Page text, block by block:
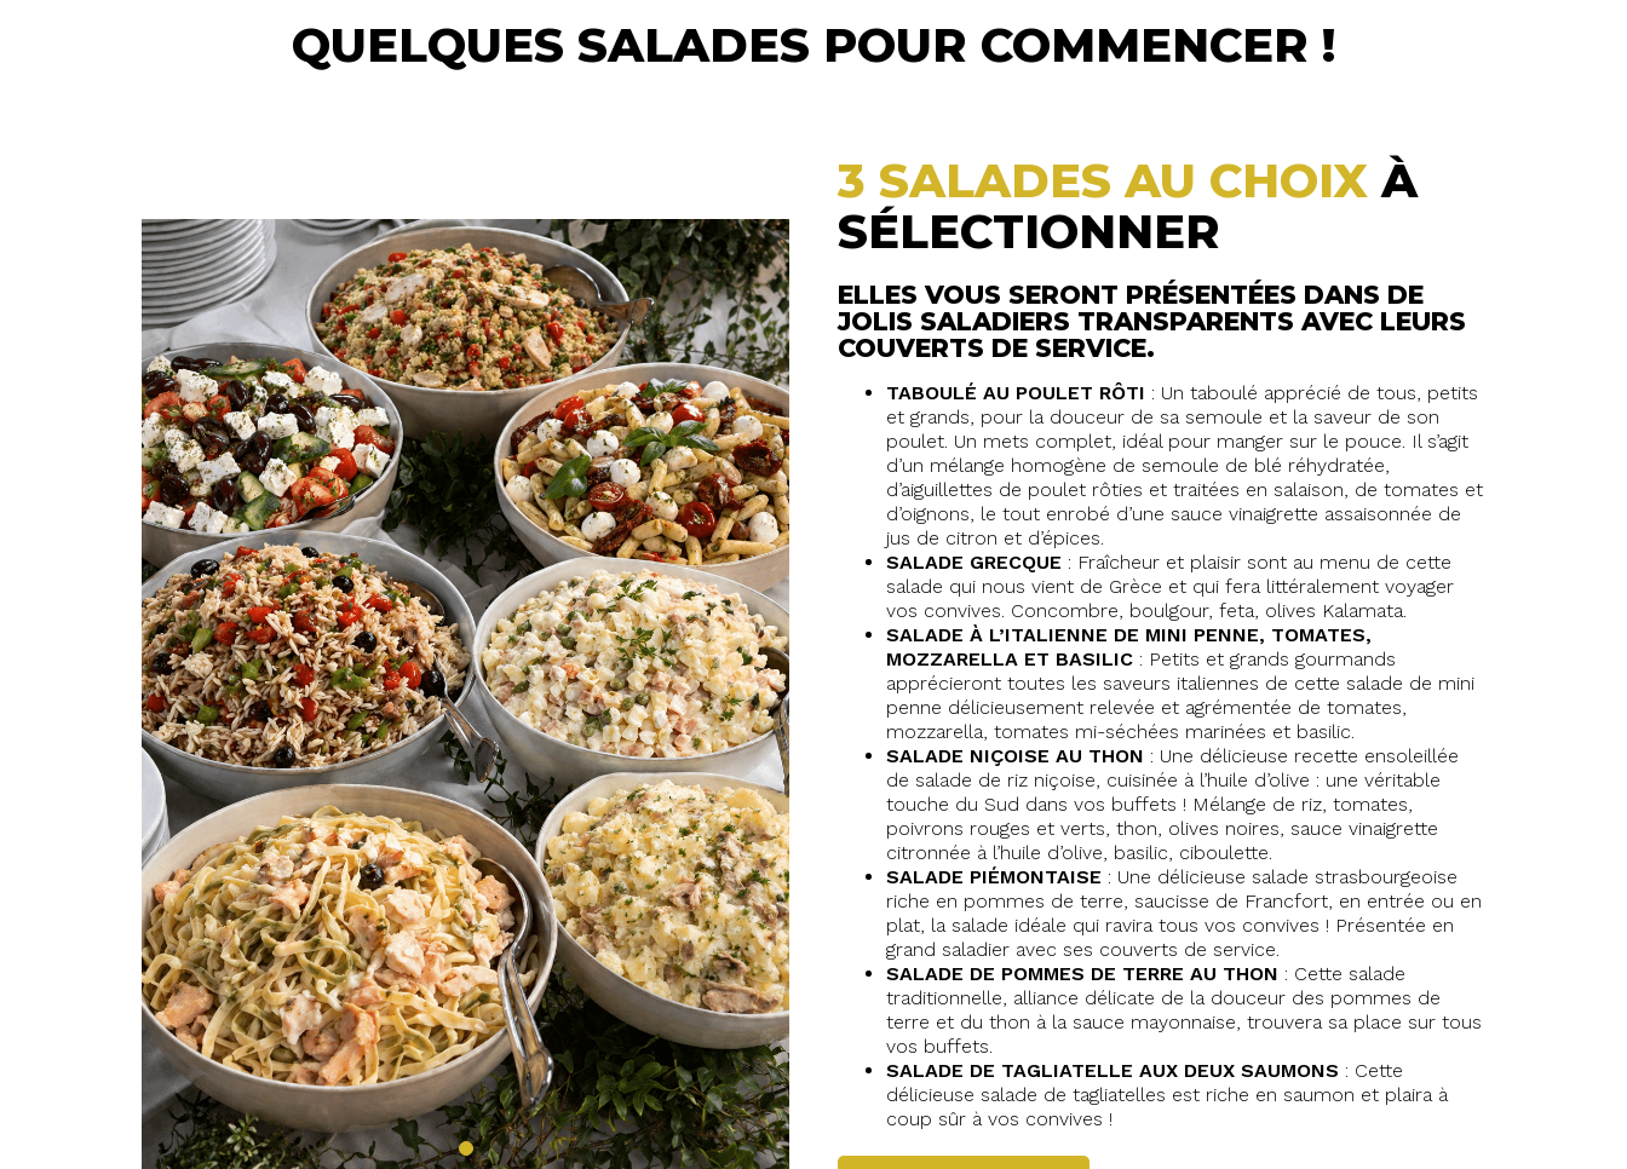
QUELQUES SALADES POUR COMMENCER !
3 SALADES AU CHOIXÀ
SÉLECTIONNER
ELLES VOUS SERONT PRÉSENTÉES DANS DE
JOLIS SALADIERS TRANSPARENTS AVEC LEURS
COUVERTS DE SERVICE.
TABOULÉ AU POULET RÔTI : Un taboulé apprécié de tous, petits
et grands, pour la douceur de sa semoule et la saveur de son
poulet. Un mets complet, idéal pour manger sur le pouce. Il s’agit
d’un mélange homogène de semoule de blé réhydratée,
d’aiguillettes de poulet rôties et traitées en salaison, de tomates et
d’oignons, le tout enrobé d’une sauce vinaigrette assaisonnée de
jus de citron et d’épices.
SALADE GRECQUE : Fraîcheur et plaisir sont au menu de cette
salade qui nous vient de Grèce et qui fera littéralement voyager
vos convives. Concombre, boulgour, feta, olives Kalamata.
SALADE À L’ITALIENNE DE MINI PENNE, TOMATES,
MOZZARELLA ET BASILIC : Petits et grands gourmands
apprécieront toutes les saveurs italiennes de cette salade de mini
penne délicieusement relevée et agrémentée de tomates,
mozzarella, tomates mi-séchées marinées et basilic.
SALADE NIÇOISE AU THON : Une délicieuse recette ensoleillée
de salade de riz niçoise, cuisinée à l’huile d’olive : une véritable
touche du Sud dans vos buffets ! Mélange de riz, tomates,
poivrons rouges et verts, thon, olives noires, sauce vinaigrette
citronnée à l’huile d’olive, basilic, ciboulette.
SALADE PIÉMONTAISE : Une délicieuse salade strasbourgeoise
riche en pommes de terre, saucisse de Francfort, en entrée ou en
plat, la salade idéale qui ravira tous vos convives ! Présentée en
grand saladier avec ses couverts de service.
SALADE DE POMMES DE TERRE AU THON : Cette salade
traditionnelle, alliance délicate de la douceur des pommes de
terre et du thon à la sauce mayonnaise, trouvera sa place sur tous
vos buffets.
SALADE DE TAGLIATELLE AUX DEUX SAUMONS : Cette
délicieuse salade de tagliatelles est riche en saumon et plaira à
coup sûr à vos convives !